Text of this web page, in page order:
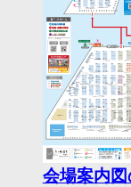
会場案内